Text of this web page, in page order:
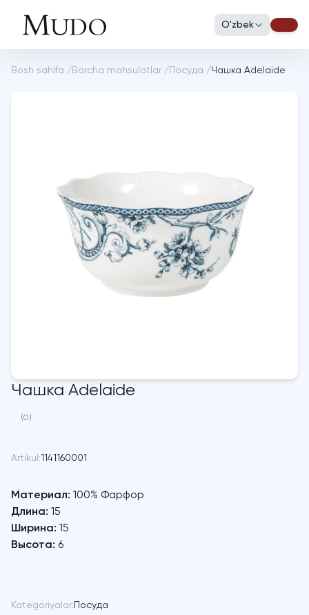
O'zbek
Bosh sahifa / Barcha mahsulotlar / Посуда /Чашка Adelaide
Чашка Adelaide
(0)
Artikul:1141160001
Материал: 100% Фарфор
Длина: 15
Ширина: 15
Высота: 6
Kategoriyalar: Посуда